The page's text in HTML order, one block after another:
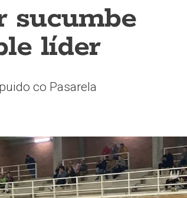
sucumbe
líder
co Pasarela